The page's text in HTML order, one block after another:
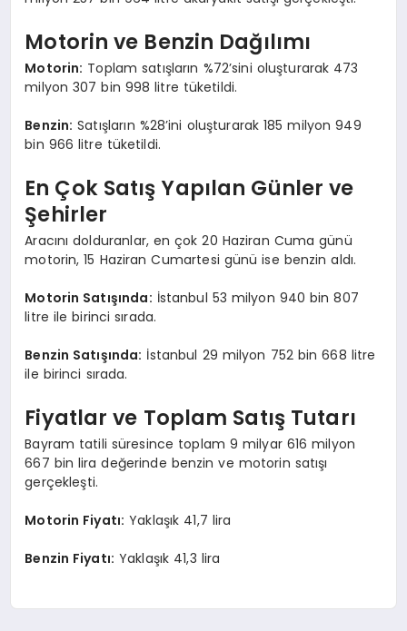
Motorin ve Benzin Dağılımı
Motorin: Toplam satışların %72’sini oluşturarak 473
milyon 307 bin 998 litre tüketildi.
Benzin: Satışların %28’ini oluşturarak 185 milyon 949
bin 966 litre tüketildi.
En Çok Satış Yapılan Günler ve
Şehirler
Aracını dolduranlar, en çok 20 Haziran Cuma günü
motorin, 15 Haziran Cumartesi günü ise benzin aldı.
Motorin Satışında: İstanbul 53 milyon 940 bin 807
litre ile birinci sırada.
Benzin Satışında: İstanbul 29 milyon 752 bin 668 litre
ile birinci sırada.
Fiyatlar ve Toplam Satış Tutarı
Bayram tatili süresince toplam 9 milyar 616 milyon
667 bin lira değerinde benzin ve motorin satışı
gerçekleşti.
Motorin Fiyatı: Yaklaşık 41,7 lira
Benzin Fiyatı: Yaklaşık 41,3 lira